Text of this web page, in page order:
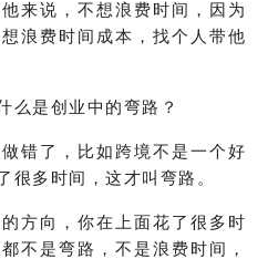
来说，不想浪费时间，因为
浪费时间成本，找个人带他
么是创业中的弯路？
错了，比如跨境不是一个好
很多时间，这才叫弯路。
方向，你在上面花了很多时
不是弯路，不是浪费时间，